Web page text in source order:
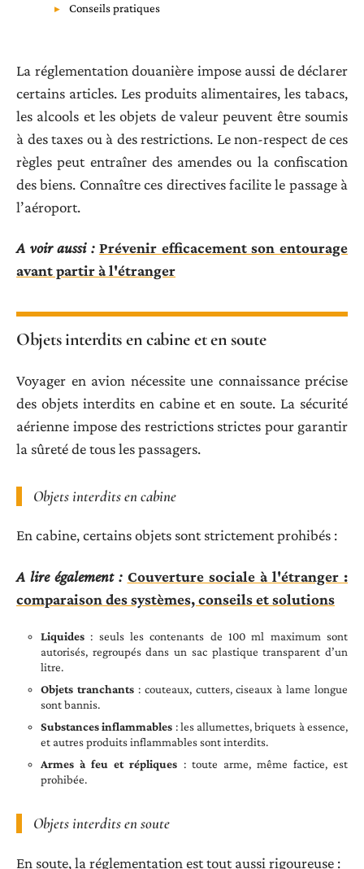
Conseils pratiques
La réglementation douanière impose aussi de déclarer
certains articles. Les produits alimentaires, les tabacs,
les alcools et les objets de valeur peuvent être soumis
à des taxes ou à des restrictions. Le non-respect de ces
règles peut entraîner des amendes ou la confiscation
des biens. Connaître ces directives facilite le passage à
l’aéroport.
A voir aussi : Prévenir efficacement son entourage
avant partir à l'étranger
Objets interdits en cabine et en soute
Voyager en avion nécessite une connaissance précise
des objets interdits en cabine et en soute. La sécurité
aérienne impose des restrictions strictes pour garantir
la sûreté de tous les passagers.
Objets interdits en cabine
En cabine, certains objets sont strictement prohibés :
A lire également : Couverture sociale à l'étranger :
comparaison des systèmes, conseils et solutions
Liquides : seuls les contenants de 100 ml maximum sont
autorisés, regroupés dans un sac plastique transparent d’un
litre.
Objets tranchants: couteaux, cutters, ciseaux à lame longue
sont bannis.
Substances inflammables : les allumettes, briquets à essence,
et autres produits inflammables sont interdits.
Armes à feu et répliques : toute arme, même factice, est
prohibée.
Objets interdits en soute
En soute, la réglementation est tout aussi rigoureuse :